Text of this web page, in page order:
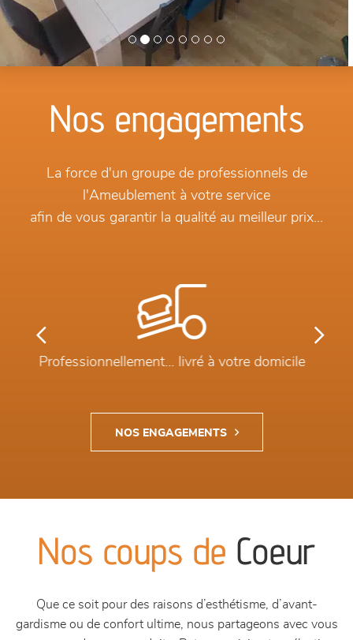
Nos engagements
La force d'un groupe de professionnels de
l'Ameublement à votre service
afin de vous garantir la qualité au meilleur prix...
Constamment...
Nos coups de Coeur
Que ce soit pour des raisons d’esthétisme, d’avant-